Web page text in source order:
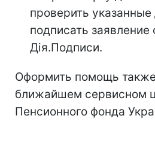
проверить
подписать
Дія.Подписи.
Оформить помощь
ближайшем сервисном
Пенсионного фонда